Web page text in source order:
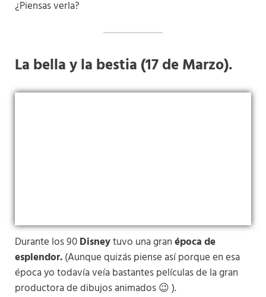
¿Piensas verla?
La bella y la bestia (17 de Marzo).
Durante los 90Disneytuvo una granépoca de
esplendor.(Aunque quizás piense así porque en esa
época yo todavía veía bastantes películas de la gran
productora de dibujos animados 😉 ).